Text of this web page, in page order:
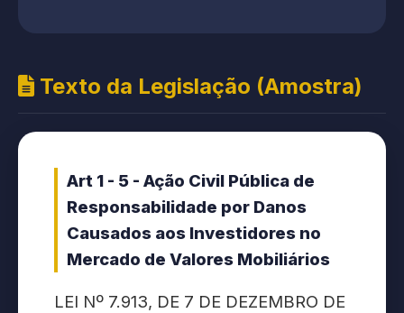
Texto da Legislação (Amostra)
Art 1 - 5 - Ação Civil Pública de
Responsabilidade por Danos
Causados aos Investidores no
Mercado de Valores Mobiliários
LEI Nº 7.913, DE 7 DE DEZEMBRO DE